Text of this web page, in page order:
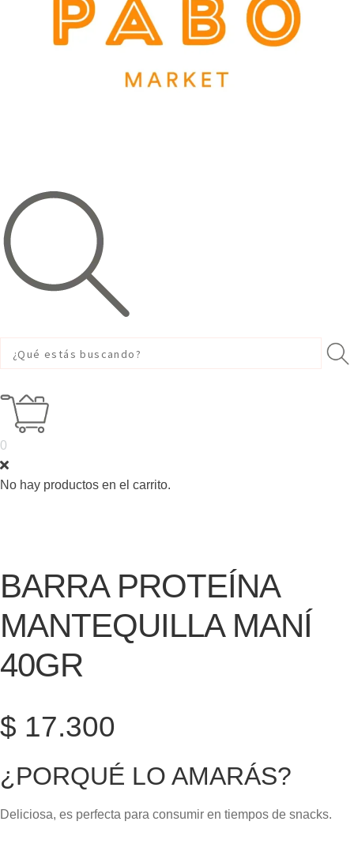
0
No hay productos en el carrito.
BARRA PROTEÍNA
MANTEQUILLA MANÍ
40GR
$ 17.300
¿PORQUÉ LO AMARÁS?
Deliciosa, es perfecta para consumir en tiempos de snacks.